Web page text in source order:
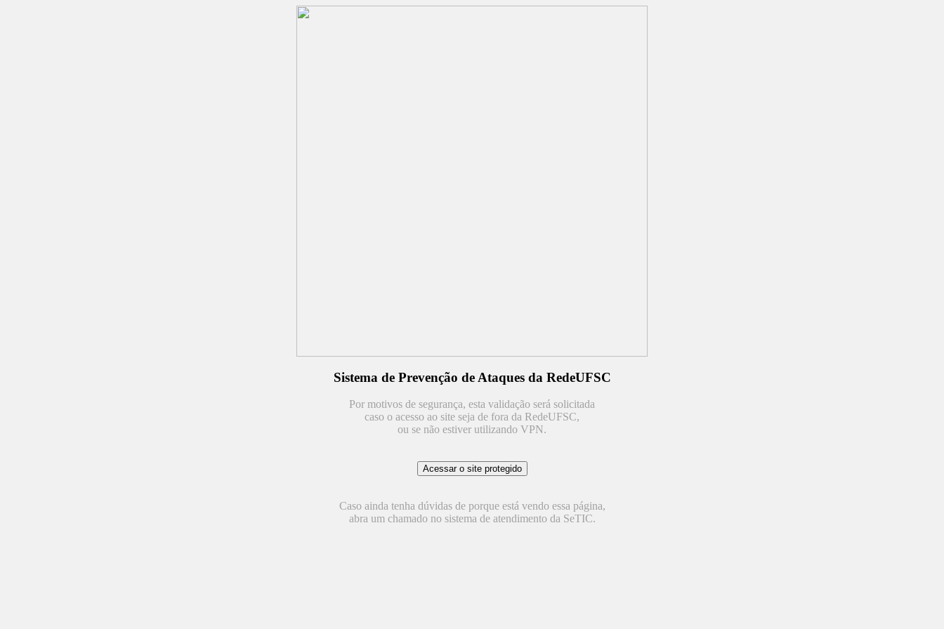
Sistema de Prevenção de Ataques da RedeUFSC
Por motivos de segurança, esta validação será solicitada
caso o acesso ao site seja de fora da RedeUFSC,
ou se não estiver utilizando VPN.
Caso ainda tenha dúvidas de porque está vendo essa página,
abra um chamado no sistema de atendimento da SeTIC.